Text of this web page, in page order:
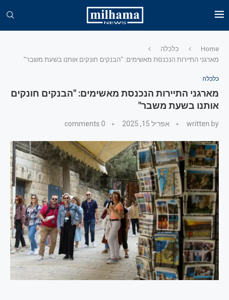
Home
כלכלה
מארגני התיירות הנכנסת מאשימים: "הבנקים חונקים אותנו בשעת משבר"
כלכלה
מארגני התיירות הנכנסת מאשימים: "הבנקים חונקים
אותנו בשעת משבר"
written by אפריל 15, 2025 0 comments